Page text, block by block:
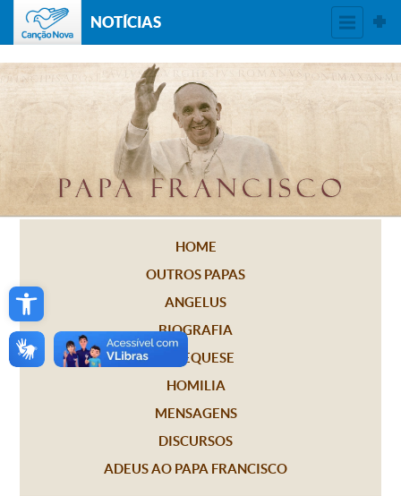
Open toolbar
NOTÍCIAS
HOME
OUTROS PAPAS
ANGELUS
BIOGRAFIA
CATEQUESE
HOMILIA
MENSAGENS
DISCURSOS
ADEUS AO PAPA FRANCISCO